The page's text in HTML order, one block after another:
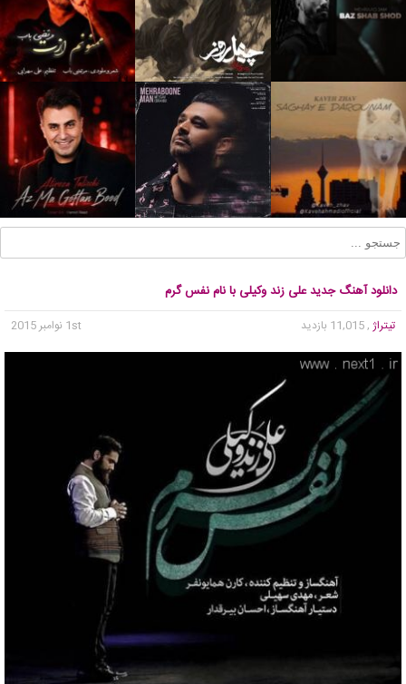
دانلود آهنگ جدید علی زند وکیلی با نام نفس گرم
تیتراژ , 11,015 بازدید 1st نوامبر 2015